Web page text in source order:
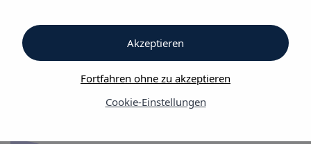
Im Vibra Isola Hotel gibt es zudem eine Snack-Bar neben dem
und kleinen Imbiss zu entspannen.
Hotelregimes: Nur Unterkunft oder Frühstückspension.
Cookie-Einstellungen
Fortfahren ohne zu akzeptieren
Akzeptieren